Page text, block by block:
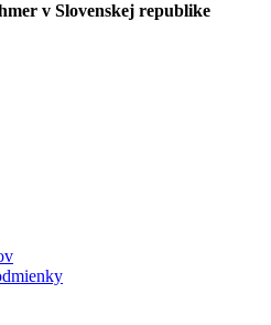
v Slovenskej republike